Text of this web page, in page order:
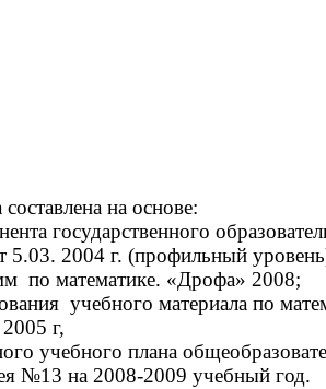
на основе:
государственного
2004 г. (профильный
по математике. «Дрофа» 2008;
учебного материала по
г,
учебного плана
№13 на 2008-2009 учебный год.